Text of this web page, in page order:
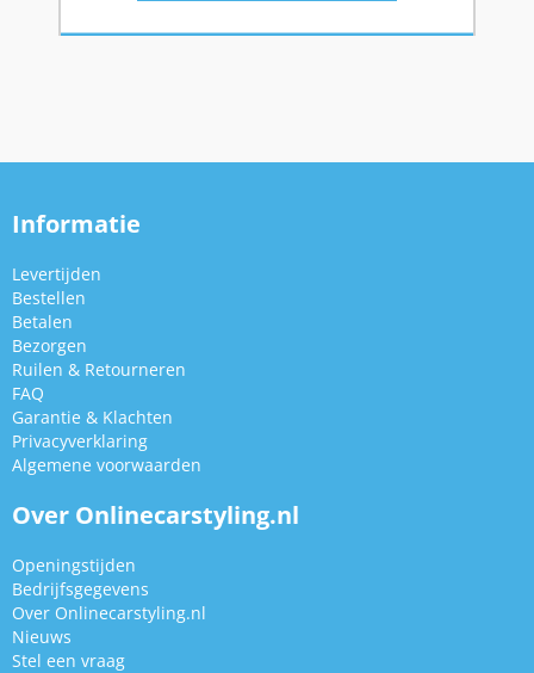
Informatie
Levertijden
Bestellen
Betalen
Bezorgen
Ruilen & Retourneren
FAQ
Garantie & Klachten
Privacyverklaring
Algemene voorwaarden
Over Onlinecarstyling.nl
Openingstijden
Bedrijfsgegevens
Over Onlinecarstyling.nl
Nieuws
Stel een vraag